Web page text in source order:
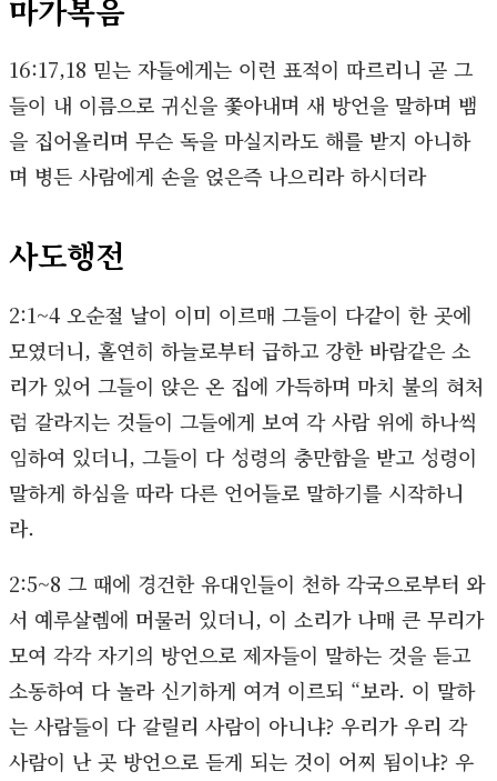
마가복음
16:17,18 믿는 자들에게는 이런 표적이 따르리니 곧 그
들이 내 이름으로 귀신을 쫓아내며 새 방언을 말하며 뱀
을 집어올리며 무슨 독을 마실지라도 해를 받지 아니하
며 병든 사람에게 손을 얹은즉 나으리라 하시더라
사도행전
2:1~4 오순절 날이 이미 이르매 그들이 다같이 한 곳에
모였더니, 홀연히 하늘로부터 급하고 강한 바람같은 소
리가 있어 그들이 앉은 온 집에 가득하며 마치 불의 혀처
럼 갈라지는 것들이 그들에게 보여 각 사람 위에 하나씩
임하여 있더니, 그들이 다 성령의 충만함을 받고 성령이
말하게 하심을 따라 다른 언어들로 말하기를 시작하니
라.
2:5~8 그 때에 경건한 유대인들이 천하 각국으로부터 와
서 예루살렘에 머물러 있더니, 이 소리가 나매 큰 무리가
모여 각각 자기의 방언으로 제자들이 말하는 것을 듣고
소동하여 다 놀라 신기하게 여겨 이르되 “보라. 이 말하
는 사람들이 다 갈릴리 사람이 아니냐? 우리가 우리 각
사람이 난 곳 방언으로 듣게 되는 것이 어찌 됨이냐? 우